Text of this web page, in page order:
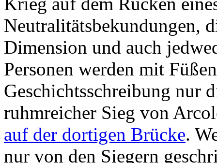
Neutralitätsbekundungen,
Dimension und auch
Personen werden mit
Geschichtsschreibung nur
ruhmreicher Sieg von
auf der dortigen Brücke.
nur von den Siegern